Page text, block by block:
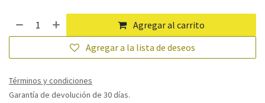
Agregar al carrito
Agregar a la lista de deseos
Términos y condiciones
Garantía de devolución de 30 días.